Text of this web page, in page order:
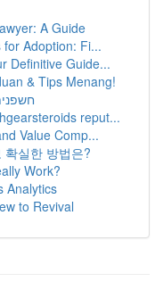
A Guide
Adoption: Fi...
Definitive Guide...
& Tips Menang!
reput...
Value Comp...
확실한 방법은?
Work?
Analytics
to Revival